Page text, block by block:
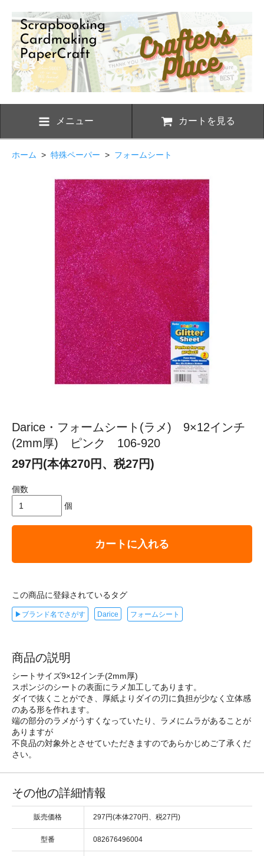
メニュー カートを見る
ホーム > 特殊ペーパー > フォームシート
Darice・フォームシート(ラメ) 9×12インチ
(2mm厚) ピンク 106-920
297円(本体270円、税27円)
個数
個
カートに入れる
この商品に登録されているタグ
▶ブランド名でさがす Darice フォームシート
商品の説明
シートサイズ9×12インチ(2mm厚)
スポンジのシートの表面にラメ加工してあります。
ダイで抜くことができ、厚紙よりダイの刃に負担が少なく立体感
のある形を作れます。
端の部分のラメがうすくなっていたり、ラメにムラがあることが
ありますが
不良品の対象外とさせていただきますのであらかじめご了承くだ
さい。
その他の詳細情報
販売価格 297円(本体270円、税27円)
型番 082676496004